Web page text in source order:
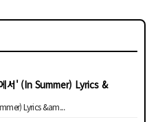
서' (In Summer) Lyrics &
Lyrics &am...